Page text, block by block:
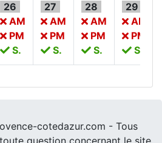
26
AM
PM
S.
27
AM
PM
S.
28
AM
PM
S.
29
AM
PM
S.
cotedazur.com - Tous
question concernant le site